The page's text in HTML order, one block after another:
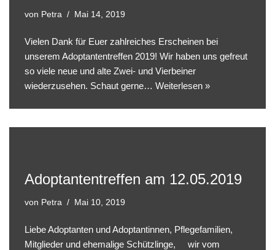
von Petra Mai 14, 2019
Vielen Dank für Euer zahlreiches Erscheinen bei
unserem Adoptantentreffen 2019! Wir haben uns gefreut
so viele neue und alte Zwei- und Vierbeiner
wiederzusehen. Schaut gerne… Weiterlesen »
Adoptantentreffen am 12.05.2019
von Petra Mai 10, 2019
Liebe Adoptanten und Adoptantinnen, Pflegefamilien,
Mitglieder und ehemalige Schützlinge, wir vom